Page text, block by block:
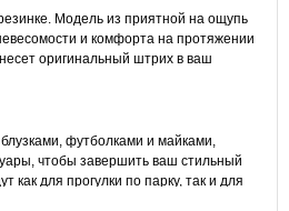
Модель из приятной на ощупь
и комфорта на протяжении
оригинальный штрих в ваш
футболками и майками,
чтобы завершить ваш стильный
как для прогулки по парку, так и для
кино. Эта нежная юбка станет